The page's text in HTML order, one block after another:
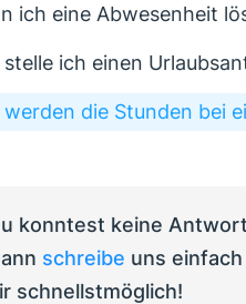
ich eine Abwesenheit
stelle ich einen
werden die Stunden bei
konntest keine
schreibe uns
schnellstmöglich!